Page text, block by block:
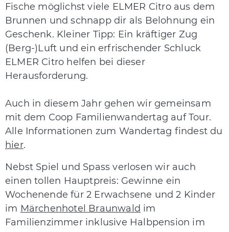
Fische möglichst viele ELMER Citro aus dem
Brunnen und schnapp dir als Belohnung ein
Geschenk. Kleiner Tipp: Ein kräftiger Zug
(Berg-)Luft und ein erfrischender Schluck
ELMER Citro helfen bei dieser
Herausforderung.
Auch in diesem Jahr gehen wir gemeinsam
mit dem Coop Familienwandertag auf Tour.
Alle Informationen zum Wandertag findest du
hier.
Nebst Spiel und Spass verlosen wir auch
einen tollen Hauptpreis: Gewinne ein
Wochenende für 2 Erwachsene und 2 Kinder
im Märchenhotel Braunwald im
Familienzimmer inklusive Halbpension im